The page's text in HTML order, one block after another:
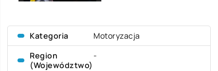
Kategoria
Motoryzacja
Region
(Województwo)
-